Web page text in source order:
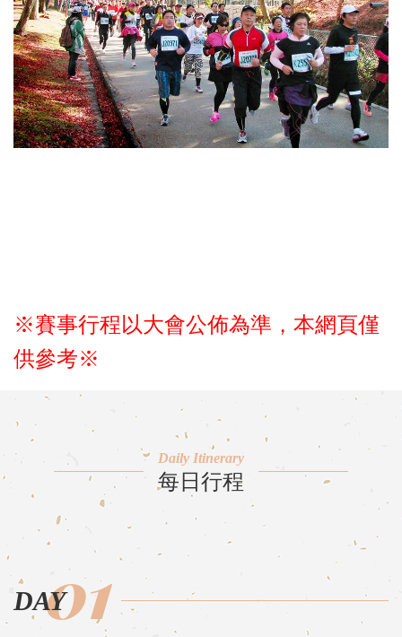
※賽事行程以大會公佈為準，本網頁僅
供參考※
Daily Itinerary
每日行程
DAY01